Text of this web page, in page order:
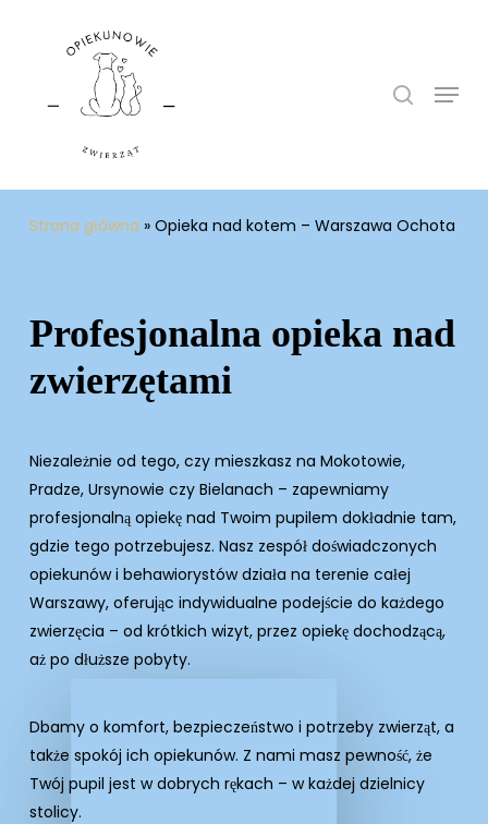
Menu
Strona główna » Opieka nad kotem – Warszawa Ochota
Profesjonalna opieka nad
zwierzętami
Niezależnie od tego, czy mieszkasz na Mokotowie,
Pradze, Ursynowie czy Bielanach – zapewniamy
profesjonalną opiekę nad Twoim pupilem dokładnie tam,
gdzie tego potrzebujesz. Nasz zespół doświadczonych
opiekunów i behawiorystów działa na terenie całej
Warszawy, oferując indywidualne podejście do każdego
zwierzęcia – od krótkich wizyt, przez opiekę dochodzącą,
aż po dłuższe pobyty.
Dbamy o komfort, bezpieczeństwo i potrzeby zwierząt, a
także spokój ich opiekunów. Z nami masz pewność, że
Twój pupil jest w dobrych rękach – w każdej dzielnicy
stolicy.